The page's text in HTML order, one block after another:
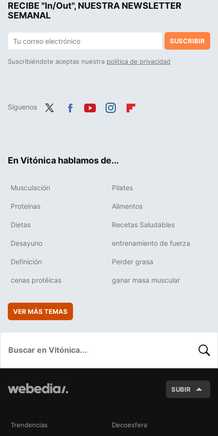
RECIBE "In/Out", NUESTRA NEWSLETTER
SEMANAL
SUSCRIBIR
Suscribiéndote aceptas nuestra política de privacidad
Síguenos
En Vitónica hablamos de...
Musculación Pilates
Proteínas Alimentos
Dietas Recetas Saludables
Desayuno entrenamiento de fuerza
Definición Perder grasa
cenas protéicas ganar masa muscular
VER MÁS TEMAS
SUBIR
Trendencias Decoesfera